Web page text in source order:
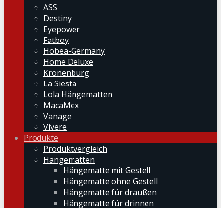
ASS
Destiny
Eyepower
Fatboy
Hobea-Germany
Home Deluxe
Kronenburg
La Siesta
Lola Hängematten
MacaMex
Vanage
Vivere
Produkte
Produktvergleich
Hängematten
Hängematte mit Gestell
Hängematte ohne Gestell
Hängematte für draußen
Hängematte für drinnen